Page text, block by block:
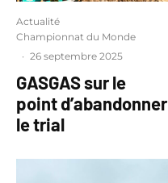
Actualité
Championnat du Monde
· 26 septembre 2025
GASGAS sur le
point d’abandonner
le trial